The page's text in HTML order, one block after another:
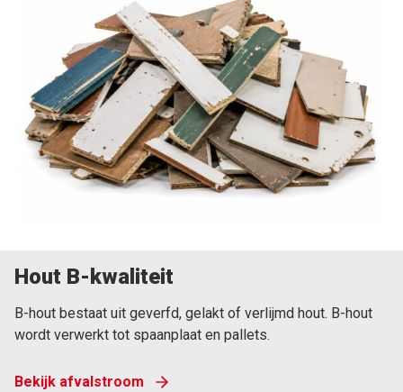
Hout B-kwaliteit
B-hout bestaat uit geverfd, gelakt of verlijmd hout. B-hout
wordt verwerkt tot spaanplaat en pallets.
Bekijk afvalstroom